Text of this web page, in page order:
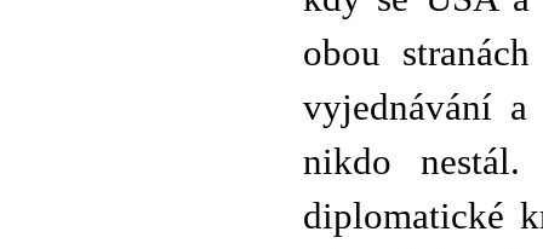
obou
vyjednávání
nikdo
diplomatické